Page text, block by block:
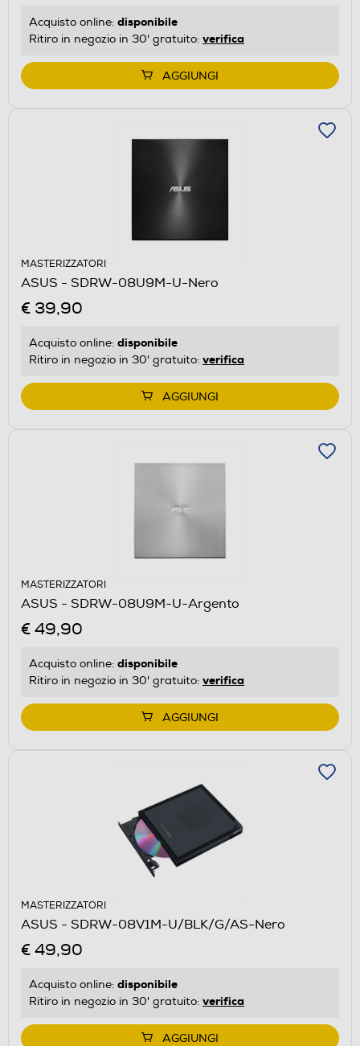
Acquisto online: disponibile
Ritiro in negozio in 30' gratuito: verifica
AGGIUNGI
MASTERIZZATORI
ASUS - SDRW-08U9M-U-Nero
€ 39,90
Acquisto online: disponibile
Ritiro in negozio in 30' gratuito: verifica
AGGIUNGI
MASTERIZZATORI
ASUS - SDRW-08U9M-U-Argento
€ 49,90
Acquisto online: disponibile
Ritiro in negozio in 30' gratuito: verifica
AGGIUNGI
MASTERIZZATORI
ASUS - SDRW-08V1M-U/BLK/G/AS-Nero
€ 49,90
Acquisto online: disponibile
Ritiro in negozio in 30' gratuito: verifica
AGGIUNGI